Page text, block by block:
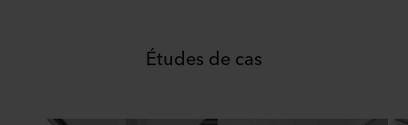
Études de cas